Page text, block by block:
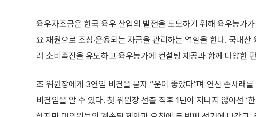
육우자조금은 한국 육우 산업의 발전을 도모하기 위해 육우농가
요 재원으로 조성·운용되는 자금을 관리하는 역할을 한다. 국내산
려 소비촉진을 유도하고 육우농가에 컨설팅 제공과 함께 다양한
조 위원장에게 3연임 비결을 묻자 “운이 좋았다”며 연신 손사래
비결임을 알 수 있다. 첫 위원장 선출 직후 1년이 지나지 않아선 ‘